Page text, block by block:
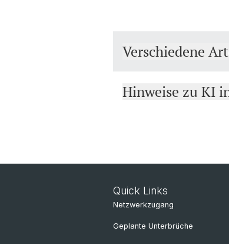
Verschiedene
Hinweise zu KI
Quick Links
Netzwerkzugang
Geplante Unterbrüche